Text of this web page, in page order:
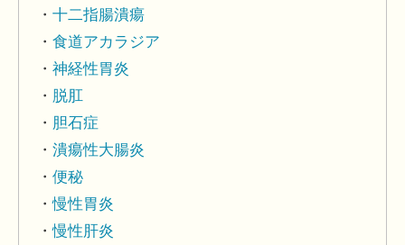
十二指腸潰瘍
食道アカラジア
神経性胃炎
脱肛
胆石症
潰瘍性大腸炎
便秘
慢性胃炎
慢性肝炎